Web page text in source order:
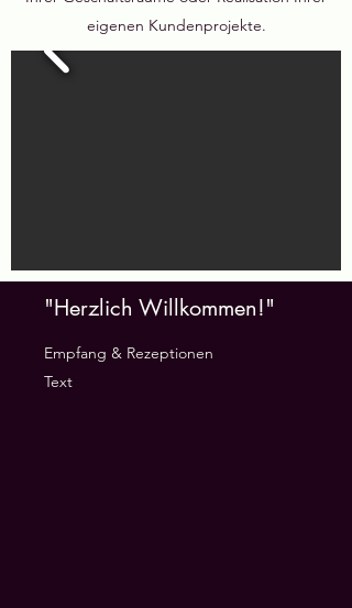
eigenen Kundenprojekte.
"Herzlich Willkommen!"
Empfang & Rezeptionen
Text